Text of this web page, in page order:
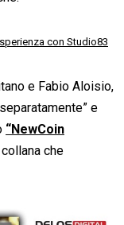
con Studio83
e Fabio Aloisio,
e
“NewCoin
che